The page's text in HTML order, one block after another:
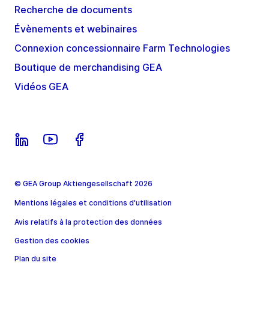
Recherche de documents
Évènements et webinaires
Connexion concessionnaire Farm Technologies
Boutique de merchandising GEA
Vidéos GEA
© GEA Group Aktiengesellschaft 2026
Mentions légales et conditions d'utilisation
Avis relatifs à la protection des données
Gestion des cookies
Plan du site